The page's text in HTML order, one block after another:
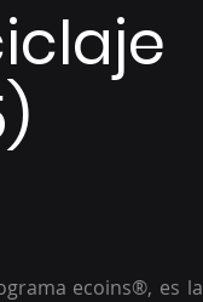
ecoins®, es la